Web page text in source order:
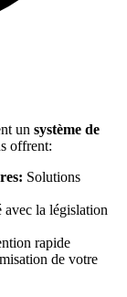
un système de
offrent:
Solutions
la législation
rapide
de votre